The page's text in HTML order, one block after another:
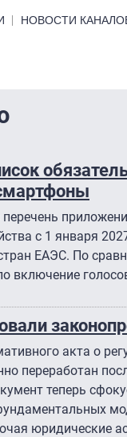
НОВОСТИ
с 1 января
ЕАЭС. По
включение
акта о
переработан
теперь
юридические